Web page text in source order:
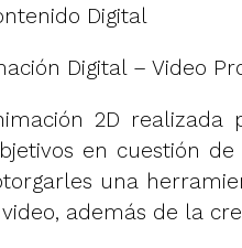
Digital
Digital – Video
2D
en cuestión
una
además de la